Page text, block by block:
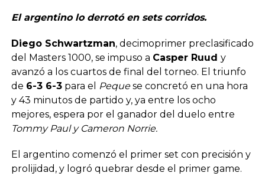
El argentino lo derrotó en sets corridos.
Diego Schwartzman, decimoprimer preclasificado
del Masters 1000, se impuso a Casper Ruud y
avanzó a los cuartos de final del torneo. El triunfo
de 6-3 6-3para el Pequese concretó en una hora
y 43 minutos de partido y, ya entre los ocho
mejores, espera por el ganador del duelo entre
Tommy Paul y Cameron Norrie.
El argentino comenzó el primer set con precisión y
prolijidad, y logró quebrar desde el primer game.